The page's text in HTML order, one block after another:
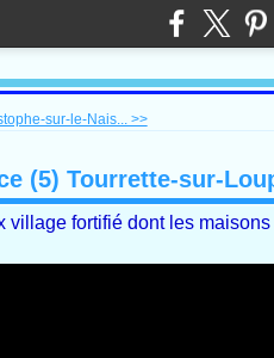
sur-le-Nais... >>
(5) Tourrette-sur-
fortifié dont les